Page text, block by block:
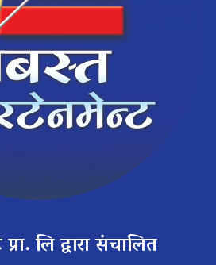
लि द्वारा संचालित